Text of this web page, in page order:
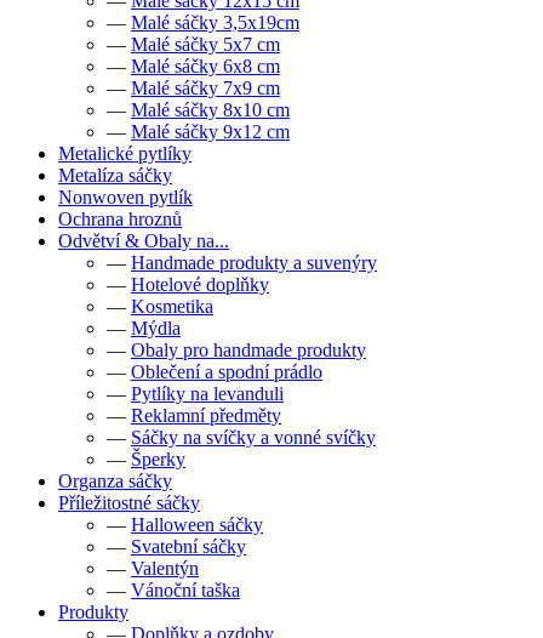
— Malé sáčky 3,5x19cm
— Malé sáčky 5x7 cm
— Malé sáčky 6x8 cm
— Malé sáčky 7x9 cm
— Malé sáčky 8x10 cm
— Malé sáčky 9x12 cm
Metalické pytlíky
Metalíza sáčky
Nonwoven pytlík
Ochrana hroznů
Odvětví & Obaly na...
— Handmade produkty a suvenýry
— Hotelové doplňky
— Kosmetika
— Mýdla
— Obaly pro handmade produkty
— Oblečení a spodní prádlo
— Pytlíky na levanduli
— Reklamní předměty
— Sáčky na svíčky a vonné svíčky
— Šperky
Organza sáčky
Příležitostné sáčky
— Halloween sáčky
— Svatební sáčky
— Valentýn
— Vánoční taška
Produkty
— Doplňky a ozdoby